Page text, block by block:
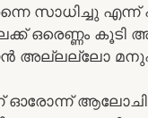
സാധിച്ചു
ഒരെണ്ണം
ഓരോന്ന്